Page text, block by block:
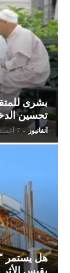
تحسين
آنفانيوز - 7 أغسطس، 2026